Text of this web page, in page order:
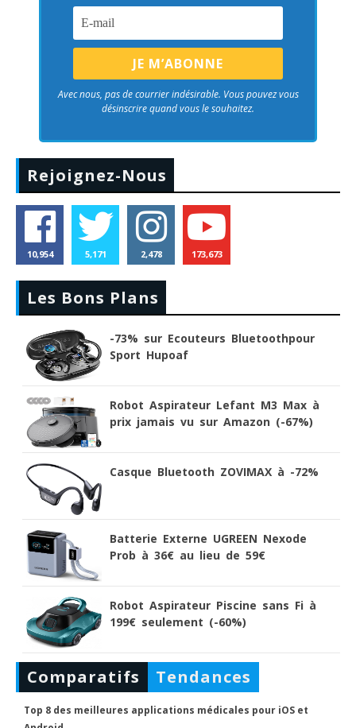
Avec nous, pas de courrier indésirable. Vous pouvez vous
désinscrire quand vous le souhaitez.
Rejoignez-Nous
10,954 5,171 2,478 173,673
Les Bons Plans
-73% sur Ecouteurs Bluetoothpour
Sport Hupoaf
Robot Aspirateur Lefant M3 Max à
prix jamais vu sur Amazon (-67%)
Casque Bluetooth ZOVIMAX à -72%
Batterie Externe UGREEN Nexode
Prob à 36€ au lieu de 59€
Robot Aspirateur Piscine sans Fi à
199€ seulement (-60%)
Comparatifs Tendances
Top 8 des meilleures applications médicales pour iOS et